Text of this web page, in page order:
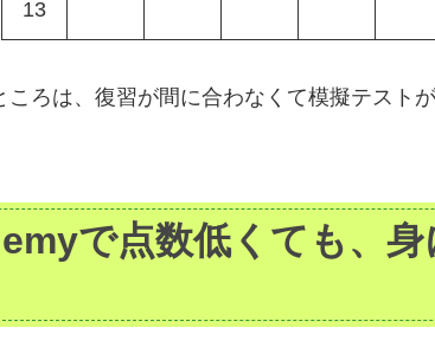
13
ころは、復習が間に合わなくて模擬テスト
で点数低くても、